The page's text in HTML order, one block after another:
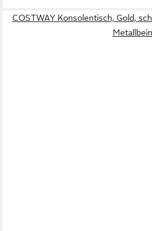
COSTWAY Konsolentisch, Gold,